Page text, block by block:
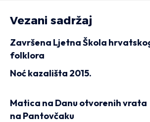
Vezani sadržaj
Završena Ljetna Škola
folklora
Noć kazališta 2015.
Matica na Danu otvorenih vrata
na Pantovčaku